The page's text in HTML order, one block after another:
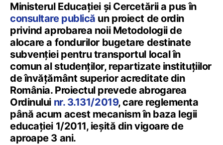
Ministerul Educației și Cercetării a pus în
consultare publică un proiect de ordin
privind aprobarea noii Metodologii de
alocare a fondurilor bugetare destinate
subvenției pentru transportul local în
comun al studenților, repartizate instituțiilor
de învățământ superior acreditate din
România. Proiectul prevede abrogarea
Ordinului nr. 3.131/2019, care reglementa
până acum acest mecanism în baza legii
educației 1/2011, ieșită din vigoare de
aproape 3 ani.